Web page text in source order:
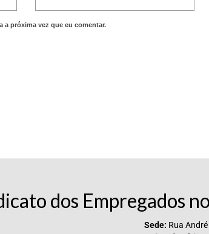
a próxima vez que eu comentar.
dos Empregados
Sede: Rua